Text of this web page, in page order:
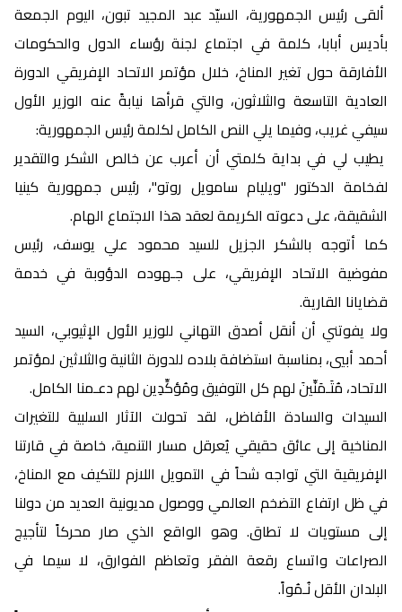
ألقى رئيس الجمهورية، السيّد عبد المجيد تبون، اليوم الجمعة
بأديس أبابا، كلمة في اجتماع لجنة رؤساء الدول والحكومات
الأفارقة حول تغير المناخ، خلال مؤتمر الاتحاد الإفريقي الدورة
العادية التاسعة والثلاثون، والتي قرأها نيابةً عنه الوزير الأول
سيفي غريب، وفيما يلي النص الكامل لكلمة رئيس الجمهورية:
يطيب لي في بداية كلمتي أن أعرب عن خالص الشكر والتقدير
لفخامة الدكتور "ويليام سامويل روتو"، رئيس جمهورية كينيا
الشقيقة، على دعوته الكريمة لعقد هذا الاجتماع الهام.
كما أتوجه بالشكر الجزيل للسيد محمود علي يوسف، رئيس
مفوضية الاتحاد الإفريقي، على جـهوده الدؤوبة في خدمة
قضايانا القارية.
ولا يفوتني أن أنقل أصدق التهاني للوزير الأول الإثيوبي، السيد
أحمد أبيي، بمناسبة استضافة بلاده للدورة الثانية والثلاثين لمؤتمر
الاتحاد، مُتَـمَنِّينَ لهم كل التوفيق ومُؤكِّدِين لهم دعـمنا الكامل.
السيدات والسادة الأفاضل، لقد تحولت الآثار السلبية للتغيرات
المناخية إلى عائق حقيقي يُعرقل مسار التنمية، خاصة في قارتنا
الإفريقية التي تواجه شحاً في التمويل اللازم للتكيف مع المناخ،
في ظل ارتفاع التضخم العالمي ووصول مديونية العديد من دولنا
إلى مستويات لا تطاق. وهو الواقع الذي صار محركاً لتأجيج
الصراعات واتساع رقعة الفقر وتعاظم الفوارق، لا سيما في
البلدان الأقل نُـمُواً.